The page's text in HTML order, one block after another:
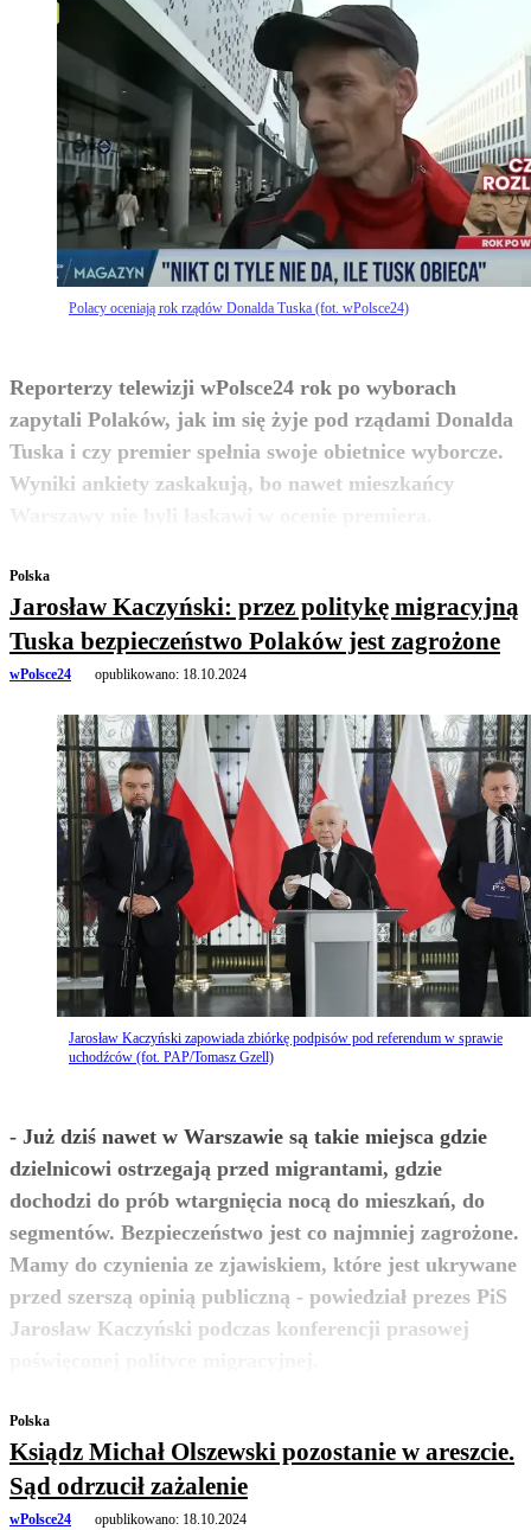
Polacy oceniają rok rządów Donalda Tuska (fot. wPolsce24)
Reporterzy telewizji wPolsce24 rok po wyborach
zapytali Polaków, jak im się żyje pod rządami Donalda
Tuska i czy premier spełnia swoje obietnice wyborcze.
Wyniki ankiety zaskakują, bo nawet mieszkańcy
zobacz więcej
Polska
Jarosław Kaczyński: przez politykę migracyjną
Tuska bezpieczeństwo Polaków jest zagrożone
wPolsce24 opublikowano: 18.10.2024
Jarosław Kaczyński zapowiada zbiórkę podpisów pod referendum w sprawie
uchodźców (fot. PAP/Tomasz Gzell)
- Już dziś nawet w Warszawie są takie miejsca gdzie
dzielnicowi ostrzegają przed migrantami, gdzie
dochodzi do prób wtargnięcia nocą do mieszkań, do
segmentów. Bezpieczeństwo jest co najmniej zagrożone.
Mamy do czynienia ze zjawiskiem, które jest ukrywane
przed szerszą opinią publiczną - powiedział prezes PiS
Jarosław Kaczyński podczas konferencji prasowej
zobacz więcej
Polska
Ksiądz Michał Olszewski pozostanie w areszcie.
Sąd odrzucił zażalenie
wPolsce24 opublikowano: 18.10.2024